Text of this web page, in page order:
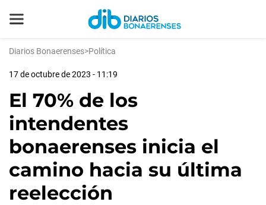
Diarios Bonaerenses>Política
17 de octubre de 2023 - 11:19
El 70% de los
intendentes
bonaerenses inicia el
camino hacia su última
reelección